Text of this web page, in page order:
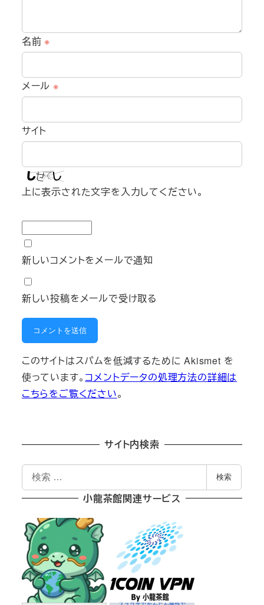
名前※
メール ※
サイト
上に表示された文字を入力してください。
新しいコメントをメールで通知
新しい投稿をメールで受け取る
このサイトはスパムを低減するために Akismet を
使っています。 コメントデータの処理方法の詳細は
こちらをご覧ください。
サイト内検索
検
索
検索
小龍茶館関連サービス